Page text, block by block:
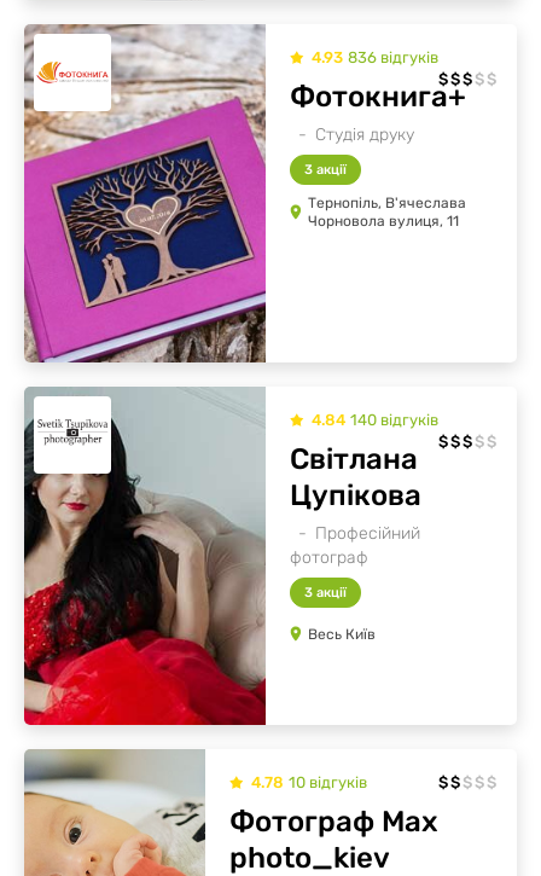
4.93 836 відгуків
$$$ $ $
Студія друку
Фотокнига+
3 акції
Тернопіль, В'ячеслава
Чорновола вулиця, 11
4.84 140 відгуків
$$$ $ $
Професійний
фотограф
Світлана
Цупікова
3 акції
Весь Київ
4.78 10 відгуків $$ $ $ $
Фотограф Max
photo_kiev